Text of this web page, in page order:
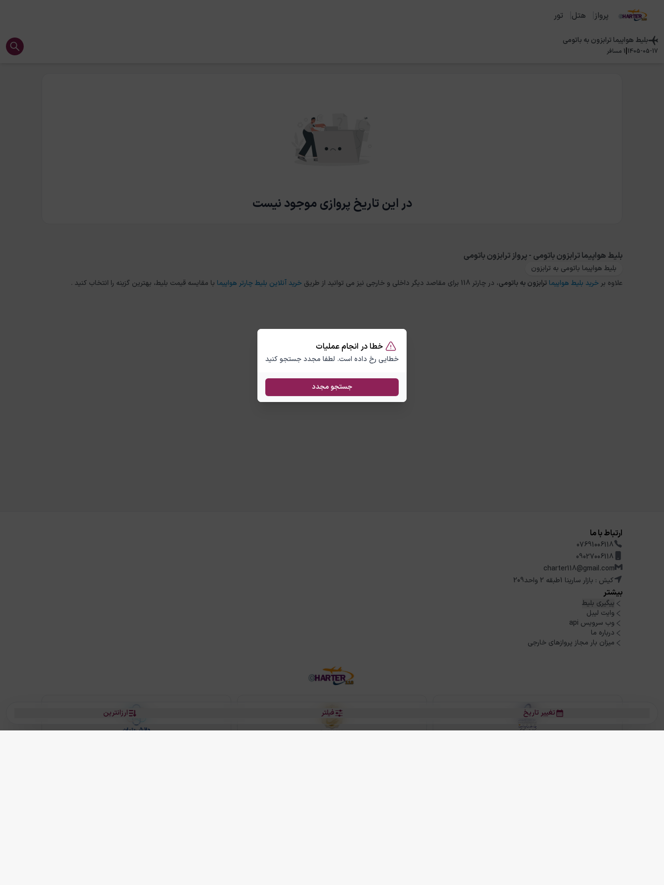
خطا در انجام عملیات
خطایی رخ داده است. لطفا مجدد جستجو کنید
جستجو مجدد
پرواز هتل تور
بلیط هواپیماترابزون به باتومی
1405-05-17
|
1 مسافر
در این تاریخ پروازی موجود نیست
ارزانترین فیلتر تغییر تاریخ
بلیط هواپیما ترابزون باتومی - پرواز ترابزون باتومی
بلیط هواپیما باتومی به ترابزون
علاوه بر خرید بلیط هواپیما ترابزونبهباتومی، در چارتر 118 برای مقاصد دیگر داخلی و خارجی نیز می توانید از طریق خرید آنلاین بلیط چارتر هواپیما با مقایسه قیمت بلیط، بهترین گزینه را انتخاب کنید .
ارتباط با ما
07691006118
09027006118
charter118@gmail.com
کیش : بازار سارینا 1طبقه 2 واحد209
بیشتر
پیگیری بلیط
وایت لیبل
وب سرویس api
درباره ما
میزان بار مجاز پروازهای خارجی